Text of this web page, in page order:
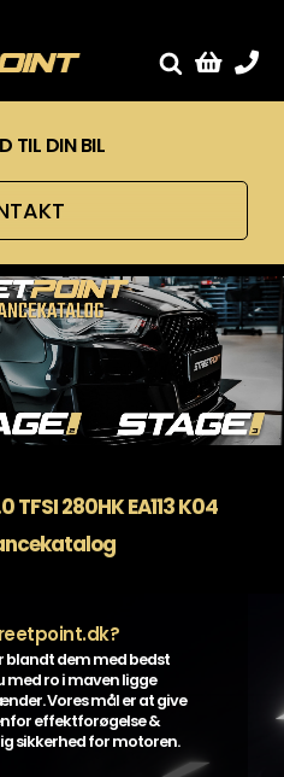
TIL DIN BIL
280HK EA113 K04
blandt dem med bedst
med ro i maven ligge
Vores mål er at give
effektforøgelse &
sikkerhed for motoren.